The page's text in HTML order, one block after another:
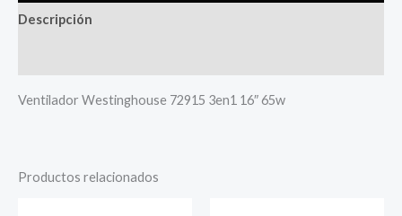
Descripción
Ventilador Westinghouse 72915 3en1 16″ 65w
Productos relacionados